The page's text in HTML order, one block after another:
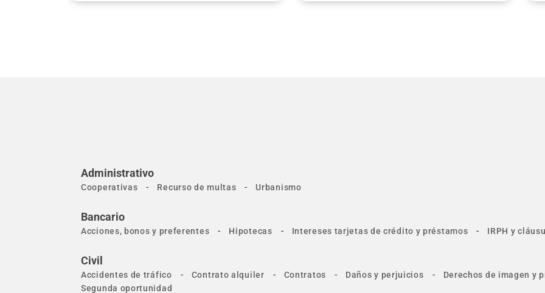
Administrativo
Cooperativas - Recurso de multas - Urbanismo
Bancario
Acciones, bonos y preferentes - Hipotecas - Intereses tarjetas de crédito y préstamos - IRPH y
Civil
Accidentes de tráfico - Contrato alquiler - Contratos - Daños y perjuicios - Derechos de imagen y
Segunda oportunidad